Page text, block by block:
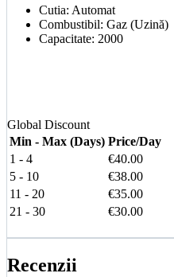
Cutia: Automat
Combustibil: Gaz (Uzină)
Capacitate: 2000
Global Discount
Min - Max (Days) Price/Day
1 - 4 €40.00
5 - 10 €38.00
11 - 20 €35.00
21 - 30 €30.00
Recenzii